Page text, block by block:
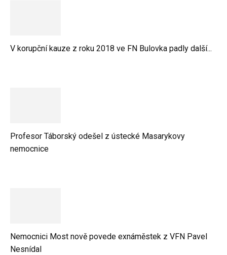
V korupční kauze z roku 2018 ve FN Bulovka padly další...
Profesor Táborský odešel z ústecké Masarykovy
nemocnice
Nemocnici Most nově povede exnáměstek z VFN Pavel
Nesnídal